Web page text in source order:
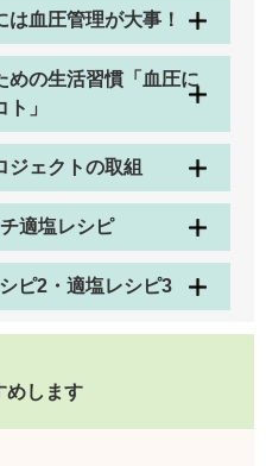
血圧管理が大事！
めの生活習慣「血圧に
ト」
ジェクトの取組
適塩レシピ
ピ2・適塩レシピ3
めします